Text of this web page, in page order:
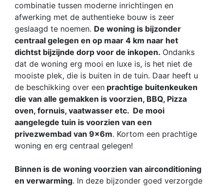
combinatie tussen moderne inrichtingen en
afwerking met de authentieke bouw is zeer
geslaagd te noemen. De woning is bijzonder
centraal gelegen en op maar 4 km naar het
dichtst bijzijnde dorp voor de inkopen. Ondanks
dat de woning erg mooi en luxe is, is het niet de
mooiste plek, die is buiten in de tuin. Daar heeft u
de beschikking over een prachtige buitenkeuken
die van alle gemakken is voorzien, BBQ, Pizza
oven, fornuis, vaatwasser etc. De mooi
aangelegde tuin is voorzien van een
privezwembad van 9x6m. Kortom een prachtige
woning en erg centraal gelegen!
Binnen is de woning voorzien van airconditioning
en verwarming. In deze bijzonder goed verzorgde